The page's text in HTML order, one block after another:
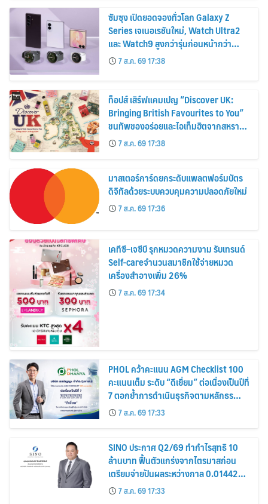
ซัมซุง เปิดยอดจองทั่วโลก Galaxy Z
Series เจเนอเรชันใหม่, Watch Ultra2
และ Watch9 สูงกว่ารุ่นก่อนหน้ากว่า
30%7 ส.ค. 69 17:38
ท็อปส์ เสิร์ฟแคมเปญ “Discover UK:
Bringing British Favourites to You”
ขนทัพของอร่อยและไอเท็มฮิตจากสหราช
อาณาจักร ส่งตรงถึงมือตั้งแต่วันนี้ – 18
สิงหาคมนี้
7 ส.ค. 69 17:38
มาสเตอร์การ์ดยกระดับแพลตฟอร์มบัตร
ดิจิทัลด้วยระบบควบคุมความปลอดภัยใหม่
7 ส.ค. 69 17:36
เคทีซี–เจซีบี รุกหมวดความงาม รับเทรนด์
Self-careจำนวนสมาชิกใช้จ่ายหมวด
เครื่องสำอางเพิ่ม 26%
7 ส.ค. 69 17:34
PHOL คว้าคะแนน AGM Checklist 100
คะแนนเต็ม ระดับ “ดีเยี่ยม” ต่อเนื่องเป็นปีที่
7 ตอกย้ำการดำเนินธุรกิจตามหลักธร
รมาภิบาล โปร่งใส สร้างความเชื่อมั่นผู้ถือ
หุ้น
7 ส.ค. 69 17:33
SINO ประกาศ Q2/69 ทำกำไรสุทธิ 10
ล้านบาท ฟื้นตัวแกร่งจากไตรมาสก่อน
เตรียมจ่ายปันผลระหว่างกาล 0.014423
บาทต่อหุ้น ครึ่งปีหลังมุ่งเติบโตต่อเนื่อง
7 ส.ค. 69 17:33